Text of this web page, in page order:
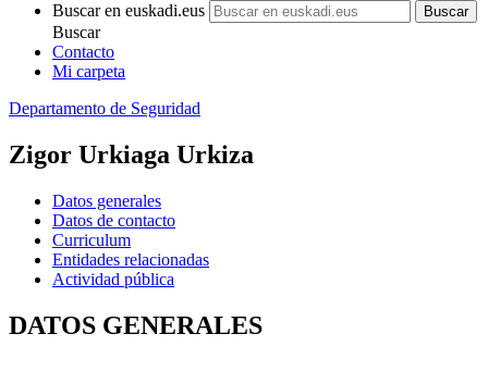
Buscar en euskadi.eus
Buscar
Contacto
Mi carpeta
Departamento de Seguridad
Zigor Urkiaga Urkiza
Datos generales
Datos de contacto
Curriculum
Entidades relacionadas
Actividad pública
DATOS GENERALES